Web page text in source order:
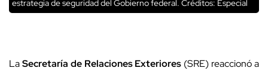
estrategia de seguridad del Gobierno federal. Créditos: Especial
LaSecretaría de Relaciones Exteriores (SRE) reaccionó a